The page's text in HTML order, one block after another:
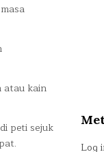
atau kain
peti sejuk
Log